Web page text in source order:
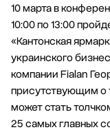
10 марта в
10:00 по 13:00
«Кантонская
украинского
компании Fialan
присутствующим о
может стать
25 самых главных